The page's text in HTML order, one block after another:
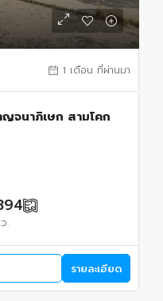
1 เดือน ที่ผ่านมา
จนาภิเษก สามโคก
.
รายละเอียด